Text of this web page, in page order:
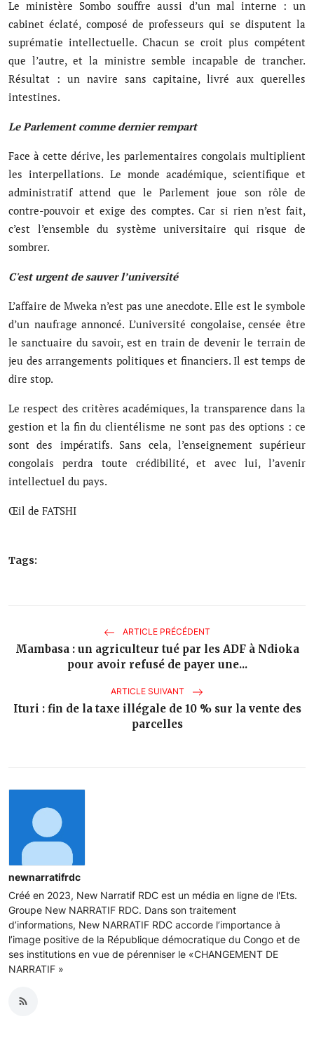
Le ministère Sombo souffre aussi d’un mal interne : un
cabinet éclaté, composé de professeurs qui se disputent la
suprématie intellectuelle. Chacun se croit plus compétent
que l’autre, et la ministre semble incapable de trancher.
Résultat : un navire sans capitaine, livré aux querelles
intestines.
Le Parlement comme dernier rempart
Face à cette dérive, les parlementaires congolais multiplient
les interpellations. Le monde académique, scientifique et
administratif attend que le Parlement joue son rôle de
contre-pouvoir et exige des comptes. Car si rien n’est fait,
c’est l’ensemble du système universitaire qui risque de
sombrer.
C'est urgent de sauver l’université
L’affaire de Mweka n’est pas une anecdote. Elle est le symbole
d’un naufrage annoncé. L’université congolaise, censée être
le sanctuaire du savoir, est en train de devenir le terrain de
jeu des arrangements politiques et financiers. Il est temps de
dire stop.
Le respect des critères académiques, la transparence dans la
gestion et la fin du clientélisme ne sont pas des options : ce
sont des impératifs. Sans cela, l’enseignement supérieur
congolais perdra toute crédibilité, et avec lui, l’avenir
intellectuel du pays.
Œil de FATSHI
Tags:
ARTICLE PRÉCÉDENT
Mambasa : un agriculteur tué par les ADF à Ndioka
pour avoir refusé de payer une...
ARTICLE SUIVANT
Ituri : fin de la taxe illégale de 10 % sur la vente des
parcelles
newnarratifrdc
Créé en 2023, New Narratif RDC est un média en ligne de l'Ets.
Groupe New NARRATIF RDC. Dans son traitement
d’informations, New NARRATIF RDC accorde l’importance à
l’image positive de la République démocratique du Congo et de
ses institutions en vue de pérenniser le «CHANGEMENT DE
NARRATIF »